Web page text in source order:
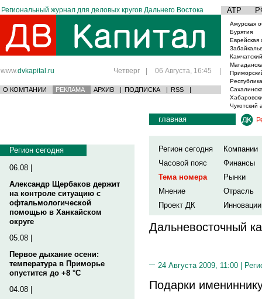
Региональный журнал для деловых кругов Дальнего Востока АТР
www.dvkapital.ru Четверг | 06 Августа, 16:45 |
О КОМПАНИИ РЕКЛАМА АРХИВ | ПОДПИСКА | RSS |
Амурская
Бурятия
Еврейская
Чукотский
Регион сегодня
06.08 |
Александр Щербаков держит
на контроле ситуацию с
офтальмологической
помощью в Ханкайском
округе
05.08 |
Первое дыхание осени:
температура в Приморье
опустится до +8 °C
04.08 |
главная
Регион сегодня
Компании
Часовой пояс
Финансы
Тема номера
Рынки
Мнение
Отрасль
Проект ДК
Инновации
Дальневосточный
24 Августа 2009, 11:00 |
Подарки